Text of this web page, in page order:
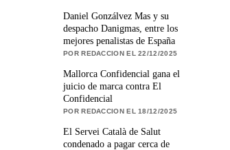
Daniel Gonzálvez Mas y su
despacho Danigmas, entre los
mejores penalistas de España
POR REDACCION EL 22/12/2025
Mallorca Confidencial gana el
juicio de marca contra El
Confidencial
POR REDACCION EL 18/12/2025
El Servei Català de Salut
condenado a pagar cerca de